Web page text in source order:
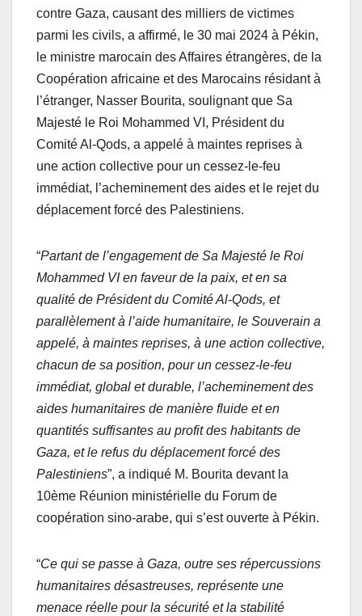
contre Gaza, causant des milliers de victimes
parmi les civils, a affirmé, le 30 mai 2024 à Pékin,
le ministre marocain des Affaires étrangères, de la
Coopération africaine et des Marocains résidant à
l’étranger, Nasser Bourita, soulignant que Sa
Majesté le Roi Mohammed VI, Président du
Comité Al-Qods, a appelé à maintes reprises à
une action collective pour un cessez-le-feu
immédiat, l’acheminement des aides et le rejet du
déplacement forcé des Palestiniens.
“Partant de l’engagement de Sa Majesté le Roi
Mohammed VI en faveur de la paix, et en sa
qualité de Président du Comité Al-Qods, et
parallèlement à l’aide humanitaire, le Souverain a
appelé, à maintes reprises, à une action collective,
chacun de sa position, pour un cessez-le-feu
immédiat, global et durable, l’acheminement des
aides humanitaires de manière fluide et en
quantités suffisantes au profit des habitants de
Gaza, et le refus du déplacement forcé des
Palestiniens”, a indiqué M. Bourita devant la
10ème Réunion ministérielle du Forum de
coopération sino-arabe, qui s’est ouverte à Pékin.
“Ce qui se passe à Gaza, outre ses répercussions
humanitaires désastreuses, représente une
menace réelle pour la sécurité et la stabilité